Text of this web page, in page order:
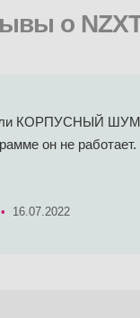
о
КОРПУСНЫЙ
он не
• 16.07.2022